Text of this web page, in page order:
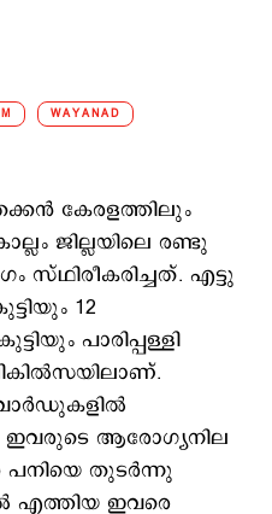
WAYANAD
കേരളത്തിലും
ജില്ലയിലെ രണ്ടു
സ്ഥിരീകരിച്ചത്. എട്ടു
12
പാരിപ്പള്ളി
വാര്‍ഡുകളില്‍
ഇവരുടെ ആരോഗ്യനില
തുടര്‍ന്നു
എത്തിയ ഇവരെ